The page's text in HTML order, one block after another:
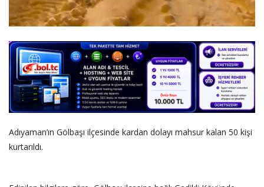
Adıyaman’ın Gölbaşı ilçesinde kardan dolayı mahsur kalan 50 kişi
kurtarıldı.